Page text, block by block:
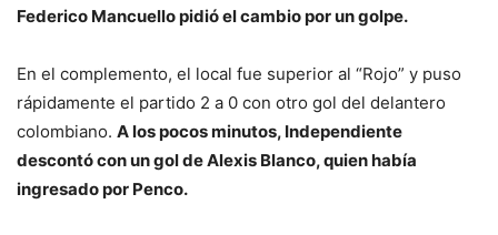
Federico Mancuello pidió el cambio por un golpe.
En el complemento, el local fue superior al “Rojo” y puso
rápidamente el partido 2 a 0 con otro gol del delantero
colombiano. A los pocos minutos, Independiente
descontó con un gol de Alexis Blanco, quien había
ingresado por Penco.